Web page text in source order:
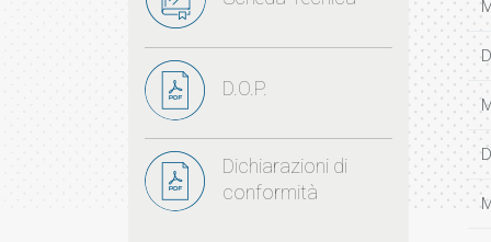
D.O.P.
Dichiarazioni di
conformità